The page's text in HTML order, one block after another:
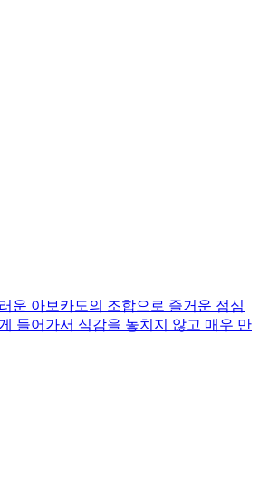
운 아보카도의 조합으로 즐거운 점심
들어가서 식감을 놓치지 않고 매우 만